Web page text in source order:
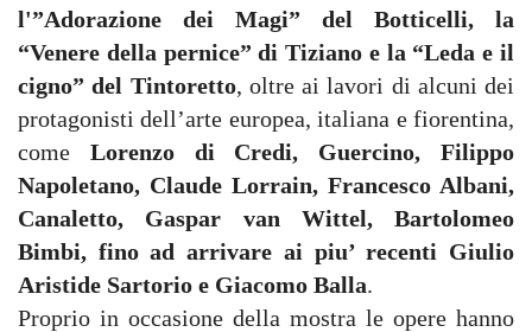
l'”Adorazione dei Magi” del Botticelli, la
“Venere della pernice” di Tiziano e la “Leda e il
cigno” del Tintoretto, oltre ai lavori di alcuni dei
protagonisti dell’arte europea, italiana e fiorentina,
come Lorenzo di Credi, Guercino, Filippo
Napoletano, Claude Lorrain, Francesco Albani,
Canaletto, Gaspar van Wittel, Bartolomeo
Bimbi, fino ad arrivare ai piu’ recenti Giulio
Aristide Sartorio e Giacomo Balla.
Proprio in occasione della mostra le opere hanno